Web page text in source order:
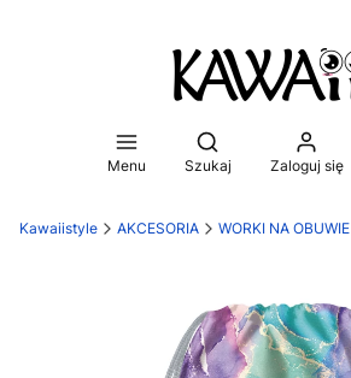
Menu
Otwórz
Szukaj Zaloguj się
Kawaiistyle AKCESORIA WORKI NA OBUWIE